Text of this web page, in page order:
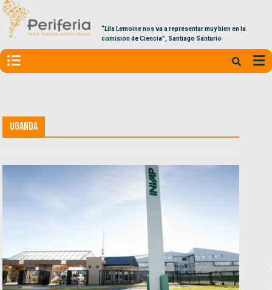
“Lila Lemoine nos va a representar muy bien en la
comisión de Ciencia”, Santiago Santurio
Uganda